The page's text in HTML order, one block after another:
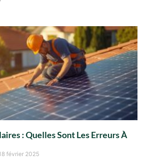
: Quelles Sont Les Erreurs À
février 2025